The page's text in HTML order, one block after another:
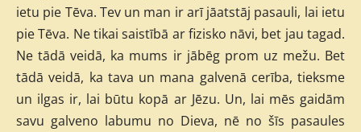
ietu pie Tēva. Tev un man ir arī jāatstāj pasauli, lai ietu
pie Tēva. Ne tikai saistībā ar fizisko nāvi, bet jau tagad.
Ne tādā veidā, ka mums ir jābēg prom uz mežu. Bet
tādā veidā, ka tava un mana galvenā cerība, tieksme
un ilgas ir, lai būtu kopā ar Jēzu. Un, lai mēs gaidām
savu galveno labumu no Dieva, nē no šīs pasaules